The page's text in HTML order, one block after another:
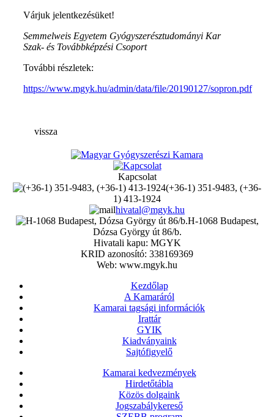
Várjuk jelentkezésüket!
Semmelweis Egyetem Gyógyszerésztudományi Kar
Szak- és Továbbképzési Csoport
További részletek:
https://www.mgyk.hu/admin/data/file/20190127/sopron.pdf
vissza
Kapcsolat
(+36-1) 351-9483, (+36-
1) 413-1924
hivatal@mgyk.hu
H-1068 Budapest,
Dózsa György út 86/b.
Hivatali kapu: MGYK
KRID azonosító: 338169369
Web: www.mgyk.hu
Kezdőlap
A Kamaráról
Kamarai tagsági információk
Irattár
GYIK
Kiadványaink
Sajtófigyelő
Kamarai kedvezmények
Hirdetőtábla
Közös dolgaink
Jogszabálykereső